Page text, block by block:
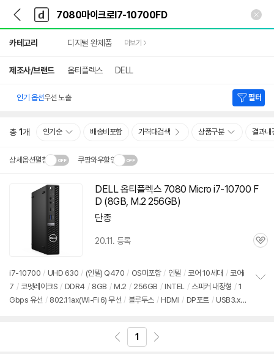
다
나
와
가
기
다
와
메
인
카테고리 디지털 완제품 더보기
제조사/브랜드 옵티플렉스 DELL
인기 옵션우선 노출 필터
총 1 개 인기순 배송비포함 가격대검색 상품구분 결과내
상세옵션펼침 쿠팡와우할인
설치 환경·지역에 따라
배송·설치비가 달라집니다.닫
기
DELL 옵티플렉스 7080 Micro i7-10700 F
D (8GB, M.2 256GB)
단종
20.11. 등록
관
i7-10700 / UHD 630 / (인텔) Q470 / OS미포함 / 인텔 / 코어 10세대 / 코어i
7 / 코멧레이크S / DDR4 / 8GB / M.2 / 256GB / INTEL / 스피커 내장형 / 1
Gbps 유선 / 802.11ax(Wi-Fi 6) 무선 / 블루투스 / HDMI / DP포트 / USB3.x 1
1